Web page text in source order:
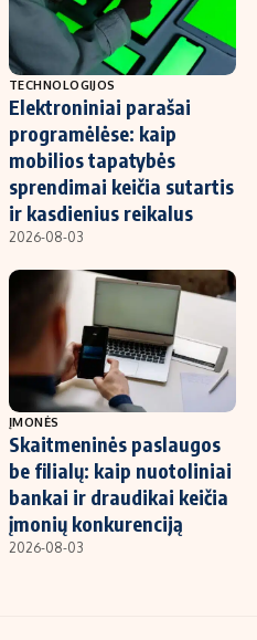
TECHNOLOGIJOS
Elektroniniai parašai
programėlėse: kaip
mobilios tapatybės
sprendimai keičia sutartis
ir kasdienius reikalus
2026-08-03
ĮMONĖS
Skaitmeninės paslaugos
be filialų: kaip nuotoliniai
bankai ir draudikai keičia
įmonių konkurenciją
2026-08-03